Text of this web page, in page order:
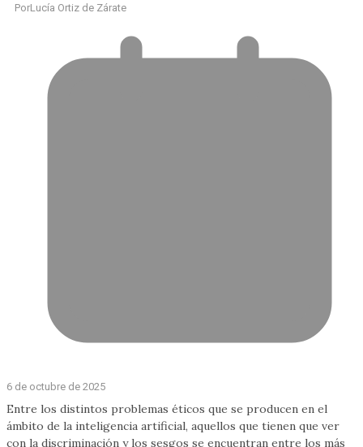
PorLucía Ortiz de Zárate
6 de octubre de 2025
Entre los distintos problemas éticos que se producen en el
ámbito de la inteligencia artificial, aquellos que tienen que ver
con la discriminación y los sesgos se encuentran entre los más